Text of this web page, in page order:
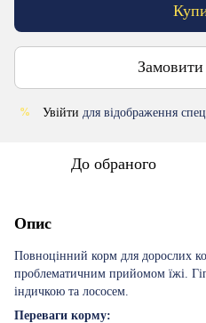
% Увійти для відображення
До обраного
Опис
Повноцінний корм для дорослих
проблематичним прийомом їжі.
індичкою та лососем.
Переваги корму: